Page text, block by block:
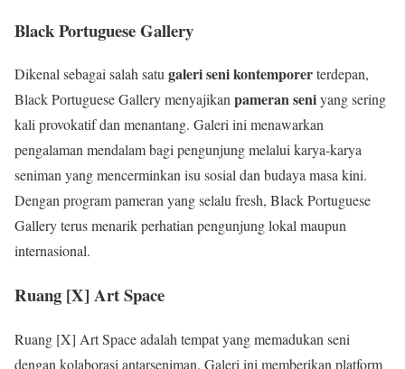
Black Portuguese Gallery
Dikenal sebagai salah satugaleri seni kontemporerterdepan,
Black Portuguese Gallery menyajikanpameran seniyang sering
kali provokatif dan menantang. Galeri ini menawarkan
pengalaman mendalam bagi pengunjung melalui karya-karya
seniman yang mencerminkan isu sosial dan budaya masa kini.
Dengan program pameran yang selalu fresh, Black Portuguese
Gallery terus menarik perhatian pengunjung lokal maupun
internasional.
Ruang [X] Art Space
Ruang [X] Art Space adalah tempat yang memadukan seni
dengan kolaborasi antarseniman. Galeri ini memberikan platform